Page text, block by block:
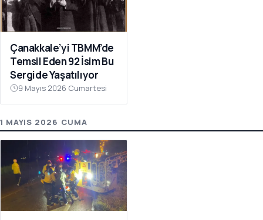
Çanakkale’yi TBMM’de
Temsil Eden 92 İsim Bu
Sergide Yaşatılıyor
9 Mayıs 2026 Cumartesi
1 MAYIS 2026 CUMA